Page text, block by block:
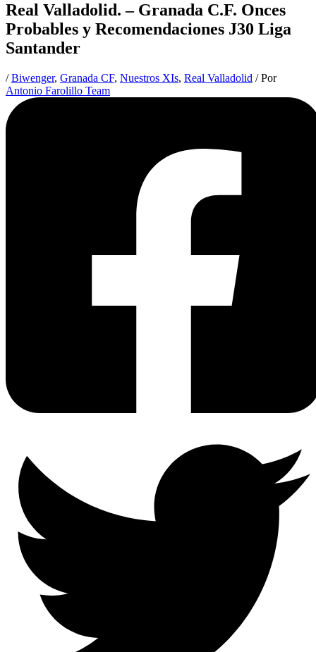
Real Valladolid. – Granada C.F. Onces
Probables y Recomendaciones J30 Liga
Santander
/Biwenger, Granada CF, Nuestros XIs, Real Valladolid / Por
Antonio Farolillo Team